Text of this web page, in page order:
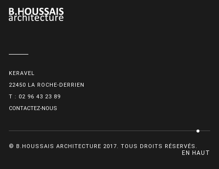
KERAVEL
22450 LA ROCHE-DERRIEN
T : 02 96 43 23 89
CONTACTEZ-NOUS
© B.HOUSSAIS ARCHITECTURE 2017. TOUS DROITS RÉSERVÉS.
EN HAUT